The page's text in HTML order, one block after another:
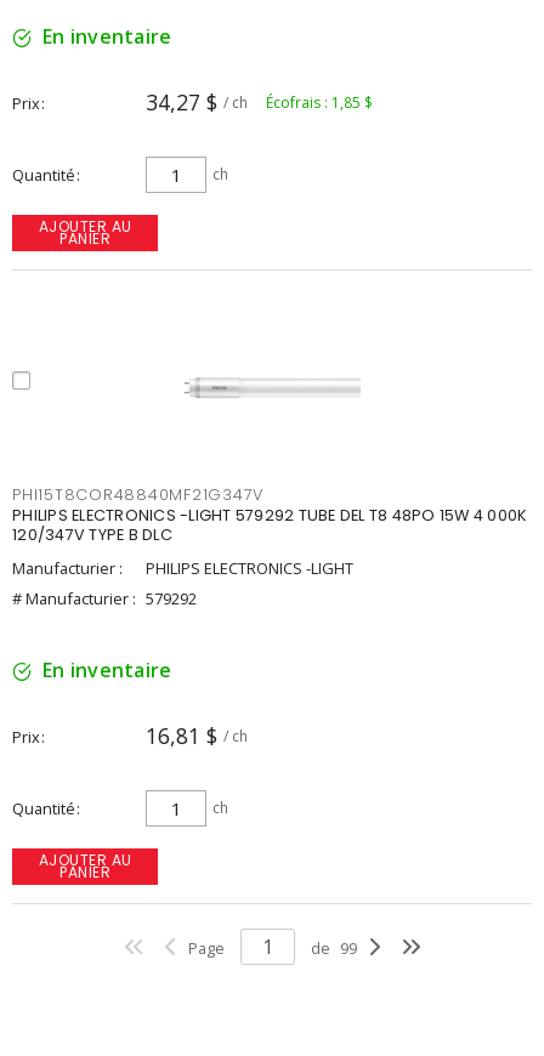
En inventaire
Prix 34,27 $ / ch Écofrais : 1,85 $
Quantité ch
AJOUTER AU
PANIER
PHI15T8COR48840MF21G347V
PHILIPS ELECTRONICS -LIGHT 579292 TUBE DEL T8 48PO 15W 4 000K
120/347V TYPE B DLC
Manufacturier :
PHILIPS ELECTRONICS -LIGHT
# Manufacturier : 579292
En inventaire
Prix 16,81 $ / ch
Quantité ch
AJOUTER AU
PANIER
Page de 99